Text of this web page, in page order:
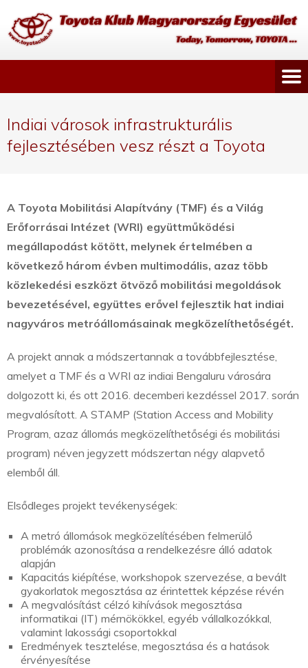
Indiai városok infrastrukturális
fejlesztésében vesz részt a Toyota
A Toyota Mobilitási Alapítvány (TMF) és a Világ
Erőforrásai Intézet (WRI) együttműködési
megállapodást kötött, melynek értelmében a
következő három évben multimodális, azaz több
közlekedési eszközt ötvöző mobilitási megoldások
bevezetésével, együttes erővel fejlesztik hat indiai
nagyváros metróállomásainak megközelíthetőségét.
A projekt annak a módszertannak a továbbfejlesztése,
amelyet a TMF és a WRI az indiai Bengaluru városára
dolgozott ki, és ott 2016. decemberi kezdéssel 2017. során
megvalósított. A STAMP (Station Access and Mobility
Program, azaz állomás megközelíthetőségi és mobilitási
program) néven jegyzett módszertan négy alapvető
elemből áll.
Elsődleges projekt tevékenységek:
A metró állomások megközelítésében felmerülő
problémák azonosítása a rendelkezésre álló adatok
alapján
Kapacitás kiépítése, workshopok szervezése, a bevált
gyakorlatok megosztása az érintettek képzése révén
A megvalósítást célzó kihívások megosztása
informatikai (IT) mérnökökkel, egyéb vállalkozókkal,
valamint lakossági csoportokkal
Eredmények tesztelése, megosztása és a hatások
érvényesítése